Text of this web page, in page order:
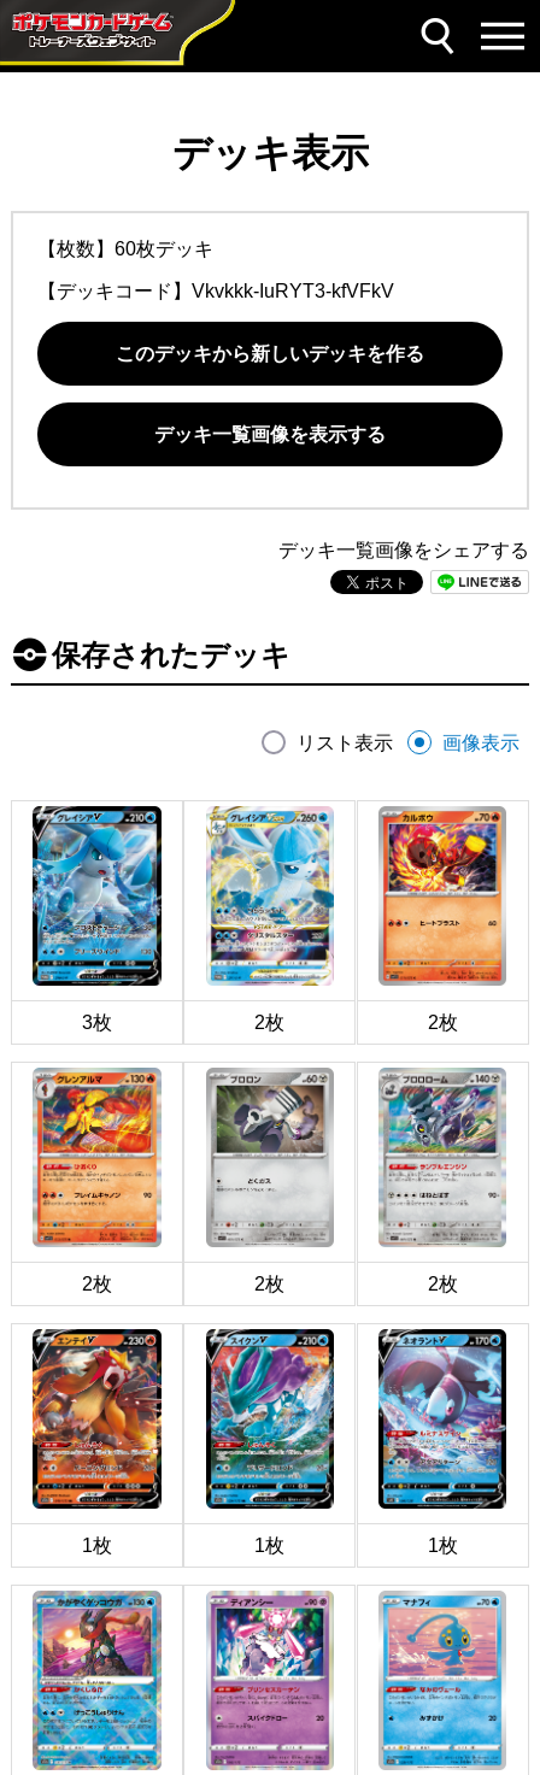
デッキ表示
【枚数】60枚デッキ
【デッキコード】 Vkvkkk-IuRYT3-kfVFkV
このデッキから新しいデッキを作る
デッキ一覧画像を表示する
デッキ一覧画像をシェアする
保存されたデッキ
リスト表示 画像表示
3枚 2枚 2枚
2枚 2枚 2枚
1枚 1枚 1枚